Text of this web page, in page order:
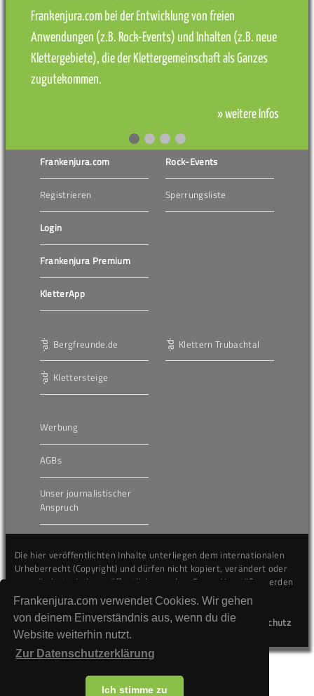
Frankenjura.com verwendet Cookies. Wir gehen
von deinem Einverständnis aus, wenn du die
Website weiterhin nutzt.
Zur Datenschutzerklärung
Ich stimme zu
Frankenjura.com bei der Entwicklung von freien
Anwendungen (z.B. Rock-Events) und Inhalten (z.B. neue
Klettergebiete), die der Klettergemeinschaft als Ganzes
zugutekommen.
» weitere Infos
Frankenjura.com
Registrieren
Login
Frankenjura Premium
KletterApp
Rock-Events
Sperrungsliste
Bergfreunde.de
Klettersteige
Klettern Trubachtal
Werbung
AGBs
Unser journalistischer
Anspruch
Die hier veröffentlichten Inhalte unterliegen dem internationalen
Urheberrecht (Copyright) und dürfen nicht kopiert, verändert oder
unverändert wiederveröffentlicht werden. Gegen Verstöße werden
wir auf juristischem Wege vorgehen.
Kontakt
Impressum Datenschutz